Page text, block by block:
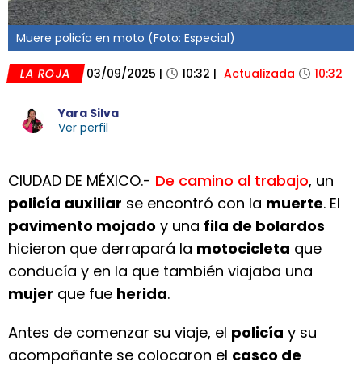
Muere policía en moto (Foto: Especial)
LA ROJA 03/09/2025 | 10:32 | Actualizada 10:32
Yara Silva
Ver perfil
CIUDAD DE MÉXICO.- De camino al trabajo, un
policía auxiliar se encontró con la muerte. El
pavimento mojado y una fila de bolardos
hicieron que derrapará la motocicleta que
conducía y en la que también viajaba una
mujer que fue herida.
Antes de comenzar su viaje, el policía y su
acompañante se colocaron el casco de